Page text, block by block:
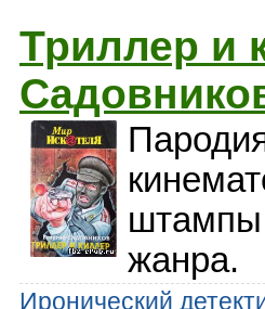
Триллер и
штампы
жанра.
Иронический